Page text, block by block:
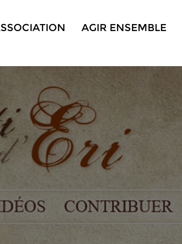
AGIR ENSEMBLE